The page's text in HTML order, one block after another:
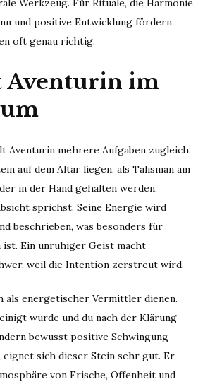
und positive Entwicklung fördern
oft genau richtig.
Aventurin im
Aventurin mehrere Aufgaben zugleich.
auf dem Altar liegen, als Talisman am
in der Hand gehalten werden,
sprichst. Seine Energie wird
beschrieben, was besonders für
Ein unruhiger Geist macht
weil die Intention zerstreut wird.
als energetischer Vermittler dienen.
wurde und du nach der Klärung
bewusst positive Schwingung
eignet sich dieser Stein sehr gut. Er
von Frische, Offenheit und